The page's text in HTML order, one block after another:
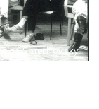
Smerhovsky